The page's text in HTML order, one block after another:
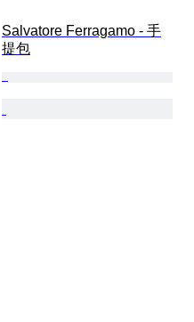
Salvatore Ferragamo - 手
提包